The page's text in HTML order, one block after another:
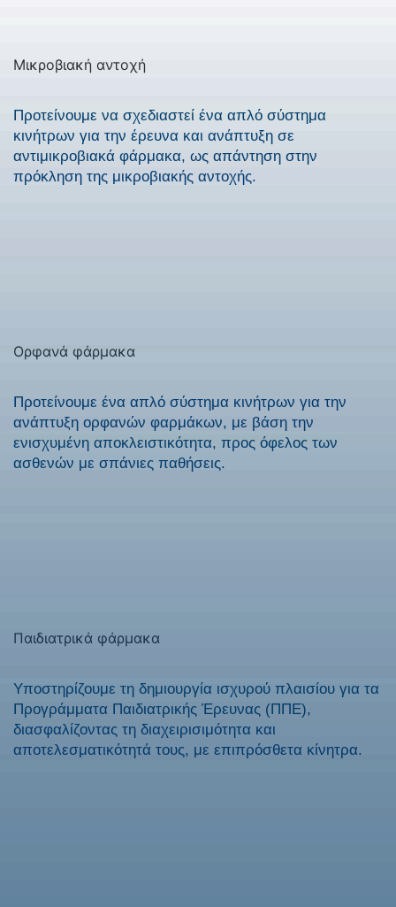
Μικροβιακή αντοχή
Προτείνουμε να σχεδιαστεί ένα απλό σύστημα
κινήτρων για την έρευνα και ανάπτυξη σε
αντιμικροβιακά φάρμακα, ως απάντηση στην
πρόκληση της μικροβιακής αντοχής.
Ορφανά φάρμακα
Προτείνουμε ένα απλό σύστημα κινήτρων για την
ανάπτυξη ορφανών φαρμάκων, με βάση την
ενισχυμένη αποκλειστικότητα, προς όφελος των
ασθενών με σπάνιες παθήσεις.
Παιδιατρικά φάρμακα
Υποστηρίζουμε τη δημιουργία ισχυρού πλαισίου για τα
Προγράμματα Παιδιατρικής Έρευνας (ΠΠΕ),
διασφαλίζοντας τη διαχειρισιμότητα και
αποτελεσματικότητά τους, με επιπρόσθετα κίνητρα.